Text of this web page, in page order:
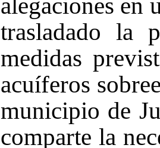
alegaciones en
trasladado la
medidas
acuíferos
municipio de
comparte la